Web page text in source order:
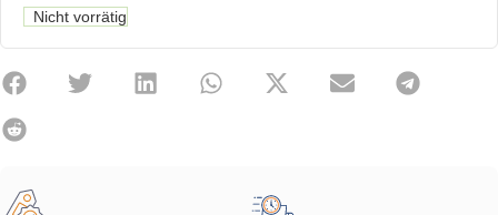
Nicht vorrätig